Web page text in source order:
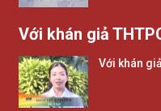
Với khán giả
Với khán